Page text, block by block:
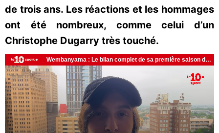
de trois ans. Les réactions et les hommages
ont été nombreux, comme celui d’un
Christophe Dugarry très touché.